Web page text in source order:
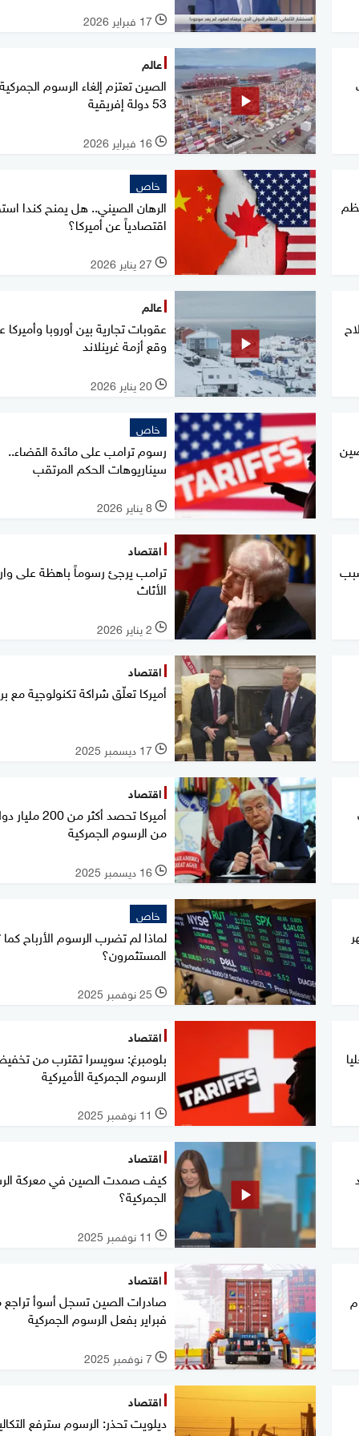
l 17 فبراير 2026
عالم
الصين تعتزم إلغاء الرسوم
53 دولة إفريقية
l 16 فبراير 2026
خاص
الرهان الصيني.. هل يمنح كندا
اقتصادياً عن أميركا؟
l 27 يناير 2026
عالم
عقوبات تجارية بين أوروبا وأميركا
وقع أزمة غرينلاند
l 20 يناير 2026
خاص
رسوم ترامب على مائدة القضاء..
سيناريوهات الحكم المرتقب
l 8 يناير 2026
اقتصاد
ترامب يرجئ رسوماً باهظة على
الأثاث
l 2 يناير 2026
اقتصاد
أميركا تعلّق شراكة تكنولوجية مع
l 17 ديسمبر 2025
اقتصاد
أميركا تحصد أكثر من 200
من الرسوم الجمركية
l 16 ديسمبر 2025
أشهر
خاص
لماذا لم تضرب الرسوم الأرباح
المستثمرون؟
l 25 نوفمبر 2025
اقتصاد
بلومبرغ: سويسرا تقترب من
الرسوم الجمركية الأميركية
l 11 نوفمبر 2025
اقتصاد
كيف صمدت الصين في معركة
الجمركية؟
l 11 نوفمبر 2025
اقتصاد
صادرات الصين تسجل أسوأ تراجع
فبراير بفعل الرسوم الجمركية
l 7 نوفمبر 2025
اقتصاد
ديلويت تحذر: الرسوم سترفع